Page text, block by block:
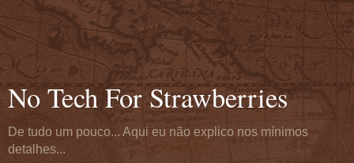
No Tech For Strawberries
De tudo um pouco... Aqui eu não explico nos mínimos
detalhes...